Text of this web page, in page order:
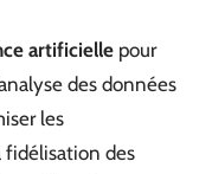
artificielle pour
des données
les
fidélisation des